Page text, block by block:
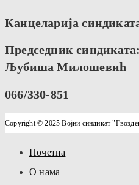
Канцеларија
Председник синдиката:
Љубиша Милошевић
066/330-851
Copyright © 2025 Војни синдикат
Почетна
О нама